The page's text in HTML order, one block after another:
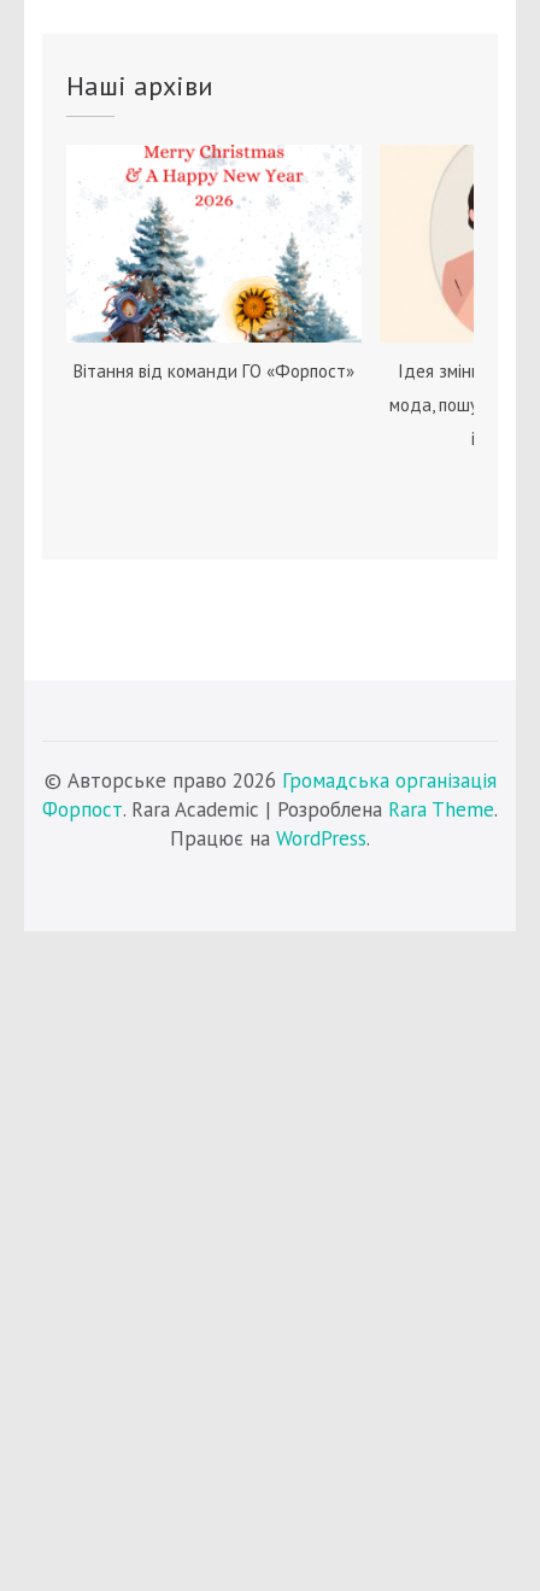
Наші архіви
Вітання від команди ГО «Форпост»
Ідея зміни статі
мода, пошук себе
© Авторське право 2026 Громадська організація
Форпост. Rara Academic | Розроблена Rara Theme.
Працює на WordPress.